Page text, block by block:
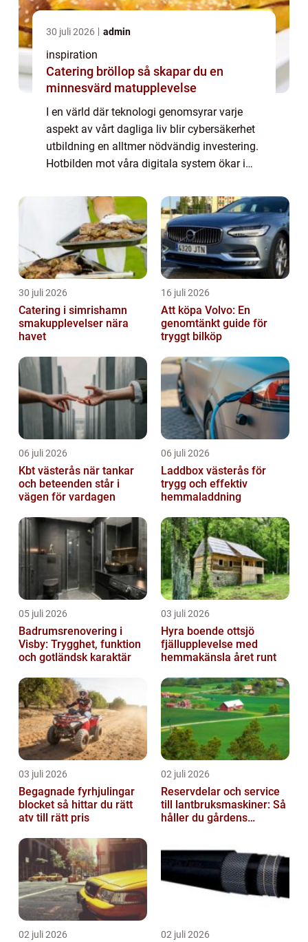
30 juli 2026 admin
inspiration
Catering bröllop så skapar du en
minnesvärd matupplevelse
I en värld där teknologi genomsyrar varje
aspekt av vårt dagliga liv blir cybersäkerhet
utbildning en alltmer nödvändig investering.
Hotbilden mot våra digitala system ökar i
30 juli 2026
Catering i simrishamn
smakupplevelser nära
havet
16 juli 2026
Att köpa Volvo: En
genomtänkt guide för
tryggt bilköp
06 juli 2026
Kbt västerås när tankar
och beteenden står i
vägen för vardagen
06 juli 2026
Laddbox västerås för
trygg och effektiv
hemmaladdning
05 juli 2026
Badrumsrenovering i
Visby: Trygghet, funktion
och gotländsk karaktär
03 juli 2026
Hyra boende ottsjö
fjällupplevelse med
hemmakänsla året runt
03 juli 2026
Begagnade fyrhjulingar
blocket så hittar du rätt
atv till rätt pris
02 juli 2026
Reservdelar och service
till lantbruksmaskiner: Så
håller du gårdens
02 juli 2026 02 juli 2026